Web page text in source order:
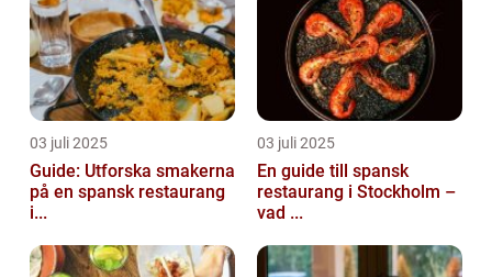
03 juli 2025
Guide: Utforska smakerna
på en spansk restaurang
i...
03 juli 2025
En guide till spansk
restaurang i Stockholm –
vad ...